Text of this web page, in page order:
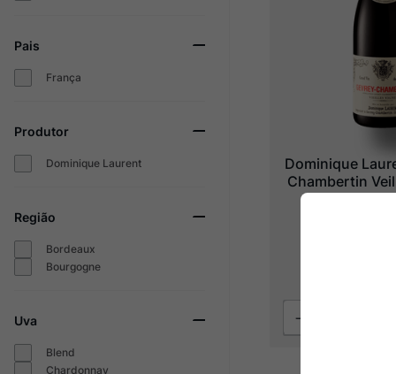
Pais
França
Produtor
Dominique Laurent
Região
Bordeaux
Bourgogne
Uva
Blend
Chardonnay
Dominique
Chambertin